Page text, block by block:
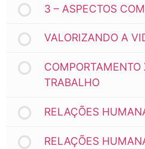
3 – ASPECTOS
VALORIZANDO A
TRABALHO
RELAÇÕES
RELAÇÕES